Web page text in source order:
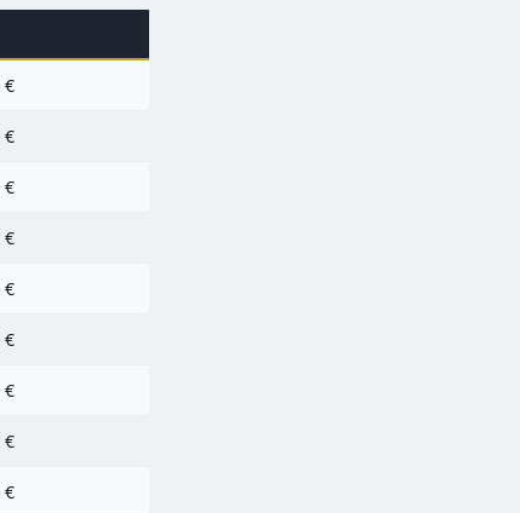
€
€
€
€
€
€
€
€
€